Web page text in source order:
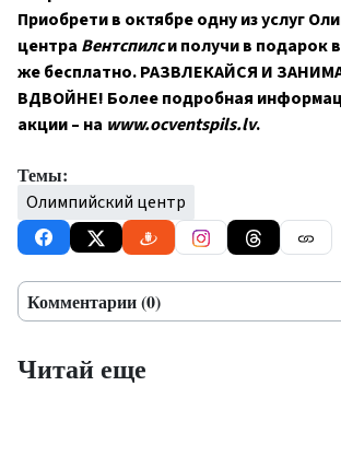
Приобрети в октябре одну из услуг
центра Вентспилси получи в подарок
же бесплатно.РАЗВЛЕКАЙСЯ И
ВДВОЙНЕ! Более подробная
акции – на www.ocventspils.lv.
Темы:
Олимпийский центр
Комментарии (0)
Читай еще